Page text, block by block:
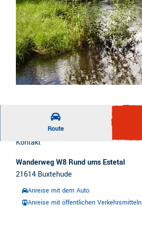
Route
Kontakt
Wanderweg W8 Rund ums Estetal
21614 Buxtehude
Anreise mit dem Auto
Anreise mit öffentlichen Verkehrsmitteln